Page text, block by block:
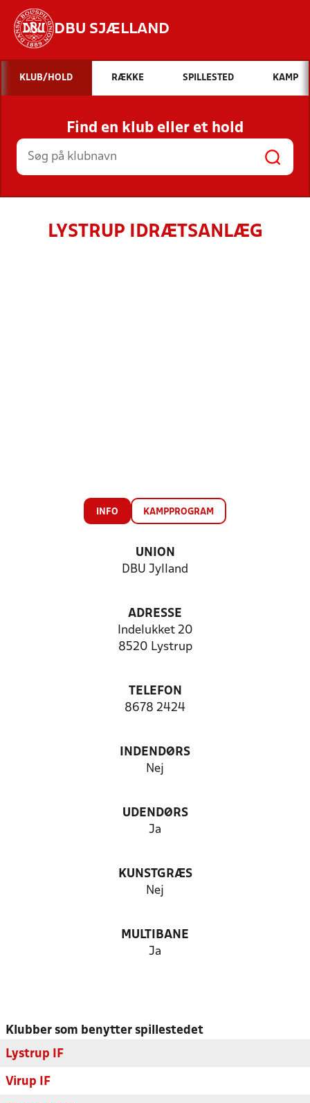
DBU SJÆLLAND
Hvad vil du søge efter?
INDHOLD OG NYHEDER
STILLINGER, RESULTATER, KLUBBER OG
HOLD
KLUB/HOLD RÆKKE SPILLESTED KAMP
Find en klub eller et hold
LYSTRUP IDRÆTSANLÆG
INFO KAMPPROGRAM
UNION
DBU Jylland
ADRESSE
Indelukket 20
8520 Lystrup
TELEFON
8678 2424
INDENDØRS
Nej
UDENDØRS
Ja
KUNSTGRÆS
Nej
MULTIBANE
Ja
Klubber som benytter spillestedet
Lystrup IF
Virup IF